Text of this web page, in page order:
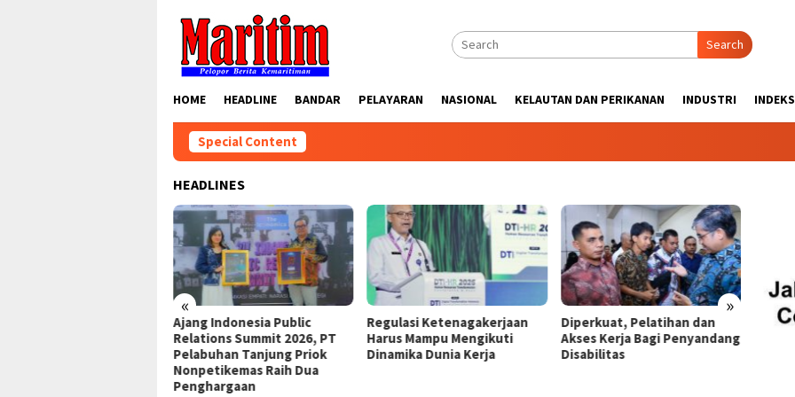
content
Search
HOME HEADLINE BANDAR PELAYARAN NASIONAL KELAUTAN DAN PERIKANAN INDUSTRI INDEKS
Special Content
HEADLINES
« »
Ajang Indonesia Public
Relations Summit 2026, PT
Pelabuhan Tanjung Priok
Nonpetikemas Raih Dua
Penghargaan
Regulasi Ketenagakerjaan
Harus Mampu Mengikuti
Dinamika Dunia Kerja
Diperkuat, Pelatihan dan
Akses Kerja Bagi Penyandang
Disabilitas